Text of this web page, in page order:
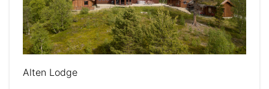
Alten Lodge